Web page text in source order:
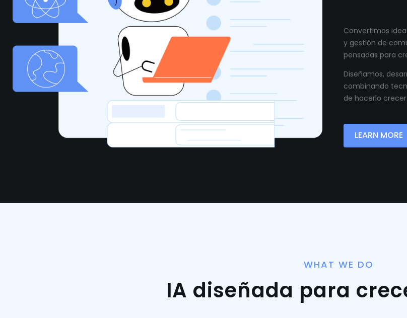
Convertimos
y gestión de
pensadas para
Diseñamos,
combinando
de hacerlo crecer.
LEARN MORE
WHAT WE DO
IA diseñada para